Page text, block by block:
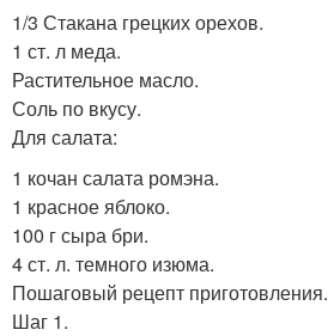
1/3 Стакана грецких орехов.
1 ст. л меда.
Растительное масло.
Соль по вкусу.
Для салата:
1 кочан салата ромэна.
1 красное яблоко.
100 г сыра бри.
4 ст. л. темного изюма.
Пошаговый рецепт приготовления.
Шаг 1.